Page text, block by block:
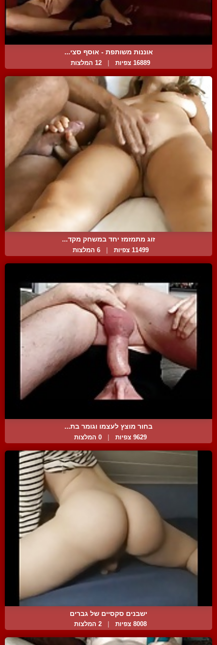
אוננות משותפת - אוסף סצי...
16889 צפיות 12 המלצות
זוג מתמזמז יחד במשחק מקד...
11499 צפיות 6 המלצות
בחור מוצץ לעצמו וגומר בת...
9629 צפיות | 0 המלצות
ישבנים סקסיים של גברים
8008 צפיות 2 המלצות